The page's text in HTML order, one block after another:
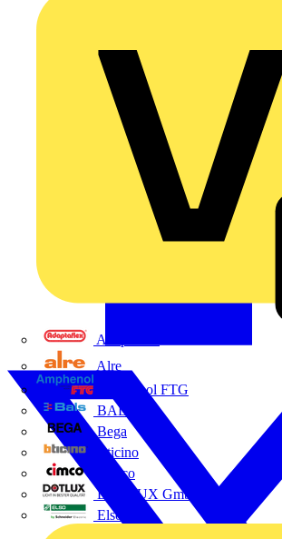
Adaptaflex
Alre
Amphenol FTG
BALS
Bega
Bticino
Cimco
DOTLUX GmbH
Elso